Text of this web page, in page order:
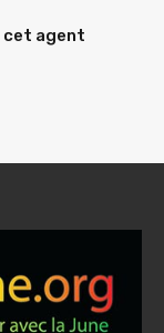
cet agent